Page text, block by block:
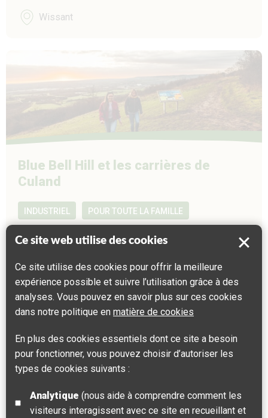
Ce site web utilise des cookies
Ce site utilise des cookies pour offrir la meilleure
expérience possible et suivre l’utilisation grâce à des
analyses. Vous pouvez en savoir plus sur ces cookies
dans notre politique en matière de cookies
En plus des cookies essentiels dont ce site a besoin
pour fonctionner, vous pouvez choisir d’autoriser les
types de cookies suivants :
Analytique
visiteurs interagissent avec ce site en recueillant et
Wissant
Blue Bell Hill et les carrières de
Culand
INDUSTRIEL POUR TOUTE LA FAMILLE
ESPACES OUVERTS
sur la vallée de la Medway et le Weald
Maidstone